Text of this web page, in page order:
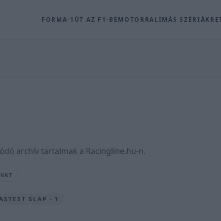
FORMA-1 ÚT AZ F1-BEMOTORRALIMÁS SZÉRIÁK
archív tartalmak a Racingline.hu-n.
SLAP · 1